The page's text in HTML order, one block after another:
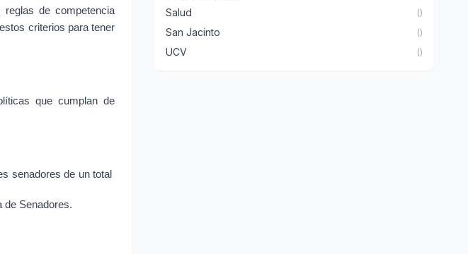
de competencia
criterios para tener
que cumplan de
senadores de un total
de Senadores.
Salud ()
San Jacinto ()
UCV ()